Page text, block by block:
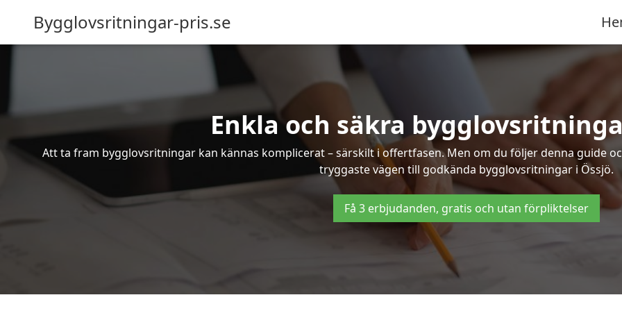
Bygglovsritningar-pris.se
Enkla och säkra
Att ta fram bygglovsritningar kan kännas komplicerat – särskilt i offertfasen. Men om du följer denna guide
tryggaste vägen till godkända bygglovsritningar i Össjö.
Få 3 erbjudanden, gratis och utan förpliktelser